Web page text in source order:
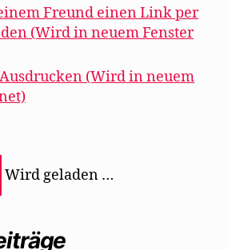
Freund einen Link per
(Wird in neuem Fenster
(Wird in neuem
Wird geladen …